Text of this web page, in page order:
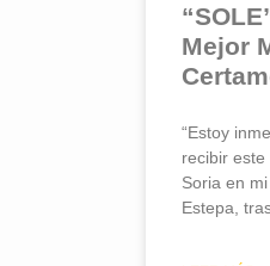
Mejor
“Estoy
recibir
Soria en
Estepa,